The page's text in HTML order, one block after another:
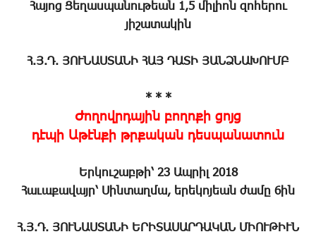
Հայոց Ցեղասպանութեան 1,5 միլիոն զոհերու
յիշատակին
Հ.Յ.Դ. ՅՈՒՆԱՍՏԱՆԻ ՀԱՅ ԴԱՏԻ ՅԱՆՁՆԱԽՈՒՄԲ
* * *
Ժողովրդային բողոքի ցոյց
դէպի Աթէնքի թրքական դեսպանատուն
Երկուշաբթի՝ 23 Ապրիլ 2018
Հաւաքավայր՝ Սինտաղմա, երեկոյեան ժամը 6ին
Հ.Յ.Դ. ՅՈՒՆԱՍՏԱՆԻ ԵՐԻՏԱՍԱՐԴԱԿԱՆ ՄԻՈՒԹԻՒՆ